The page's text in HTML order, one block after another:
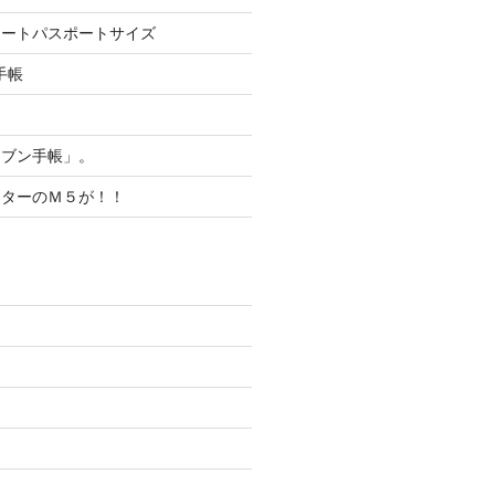
トパスポートサイズ
帳
ン手帳」。
ーのＭ５が！！